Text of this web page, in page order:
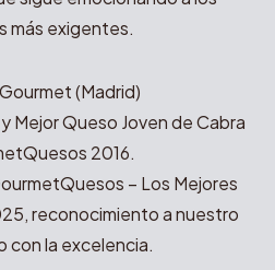
más exigentes.
(Madrid)
Mejor Queso Joven de Cabra
2016.
– Los Mejores
reconocimiento a nuestro
con la excelencia.